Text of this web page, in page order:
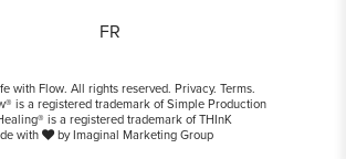
FR
with Flow. All rights reserved. Privacy. Terms.
is a registered trademark ofSimple Production
is a registered trademark ofTHInK
with
by Imaginal Marketing Group